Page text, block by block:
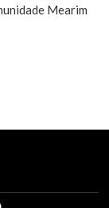
Mearim